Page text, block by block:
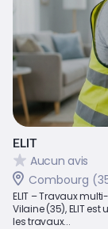
ELIT
Aucun avis
Combourg
ELIT – Travaux
Vilaine (35), ELIT
les travaux...